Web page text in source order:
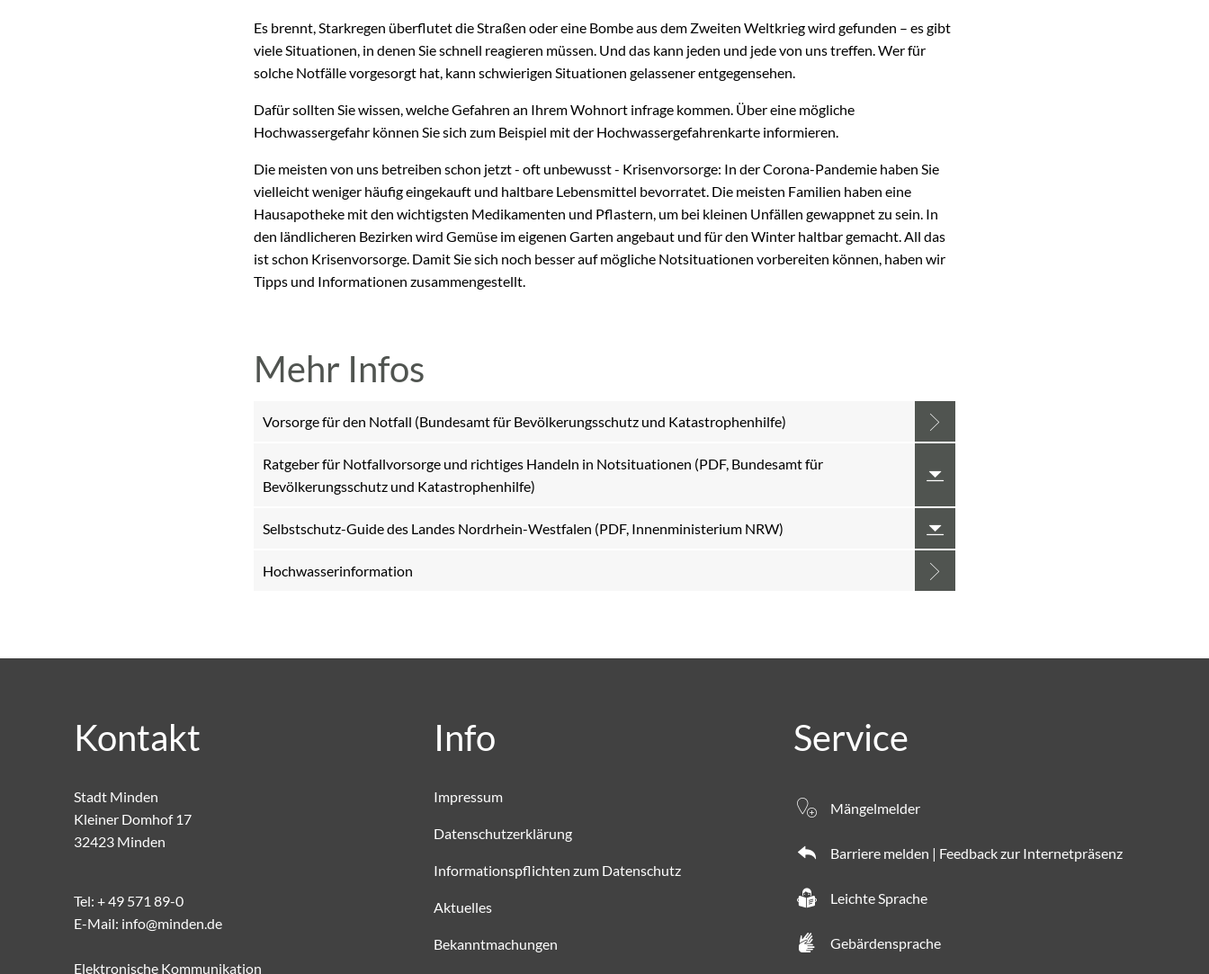
Es brennt, Starkregen überflutet die Straßen oder eine Bombe aus dem Zweiten Weltkrieg wird gefunden – es gibt
viele Situationen, in denen Sie schnell reagieren müssen. Und das kann jeden und jede von uns treffen. Wer für
solche Notfälle vorgesorgt hat, kann schwierigen Situationen gelassener entgegensehen.
Dafür sollten Sie wissen, welche Gefahren an Ihrem Wohnort infrage kommen. Über eine mögliche
Hochwassergefahr können Sie sich zum Beispiel mit der Hochwassergefahrenkarte informieren.
Die meisten von uns betreiben schon jetzt - oft unbewusst - Krisenvorsorge: In der Corona-Pandemie haben Sie
vielleicht weniger häufig eingekauft und haltbare Lebensmittel bevorratet. Die meisten Familien haben eine
Hausapotheke mit den wichtigsten Medikamenten und Pflastern, um bei kleinen Unfällen gewappnet zu sein. In
den ländlicheren Bezirken wird Gemüse im eigenen Garten angebaut und für den Winter haltbar gemacht. All das
ist schon Krisenvorsorge. Damit Sie sich noch besser auf mögliche Notsituationen vorbereiten können, haben wir
Tipps und Informationen zusammengestellt.
Mehr Infos
Vorsorge für den Notfall (Bundesamt für Bevölkerungsschutz und Katastrophenhilfe)
Ratgeber für Notfallvorsorge und richtiges Handeln in Notsituationen (PDF, Bundesamt für
Bevölkerungsschutz und Katastrophenhilfe)
Selbstschutz-Guide des Landes Nordrhein-Westfalen (PDF, Innenministerium NRW)
Hochwasserinformation
Kontakt
Stadt Minden
Kleiner Domhof 17
32423 Minden
Tel: + 49 571 89-0
E-Mail: info@minden.de
Elektronische Kommunikation
Info
Impressum
Datenschutzerklärung
Informationspflichten zum Datenschutz
Aktuelles
Bekanntmachungen
Service
Mängelmelder
Barriere melden | Feedback zur Internetpräsenz
Leichte Sprache
Gebärdensprache